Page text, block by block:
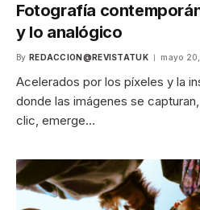
Fotografía
y lo analógico
By REDACCION@REVISTATUK mayo
Acelerados por los píxeles y la
donde las imágenes se
clic, emerge…